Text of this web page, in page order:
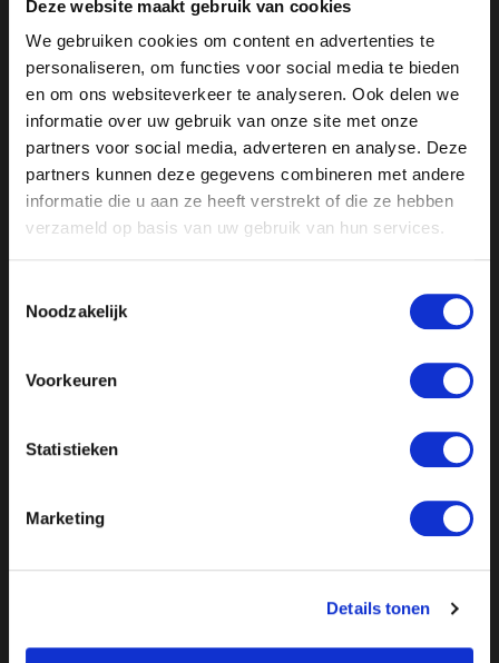
Deze website maakt gebruik van cookies
We gebruiken cookies om content en advertenties te
personaliseren, om functies voor social media te bieden
en om ons websiteverkeer te analyseren. Ook delen we
informatie over uw gebruik van onze site met onze
partners voor social media, adverteren en analyse. Deze
partners kunnen deze gegevens combineren met andere
informatie die u aan ze heeft verstrekt of die ze hebben
verzameld op basis van uw gebruik van hun services.
Noodzakelijk
Voorkeuren
Statistieken
Marketing
Details tonen
in het diepst van hun eigen gedachten.
Ook bij hun publieke terechtstelling zal er een massa
zuivere Nieuwe Burgers goedkeurend applaudisseren.
Het enthousiasme over de Nieuwe Moraal wordt
uiteindelijk zo groot dat om het even is wie nou wie
naar het schavot brengt.
solidariteit uit de
samenleving
Dat is precies het kenmerk van massavorming: het
en het injecteert ze allemaal in de band tussen mens
Op den duur verarmt dat proces zelfs de innigste van
massa dan met hun eigen vlees en bloed. Want als je
een kleine, immorele smeerlap op de wereld hebt